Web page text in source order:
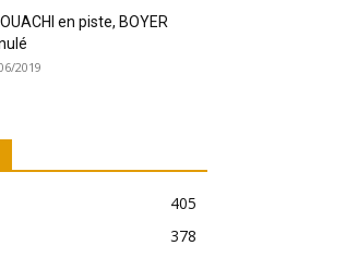
en piste, BOYER
2019
405
378